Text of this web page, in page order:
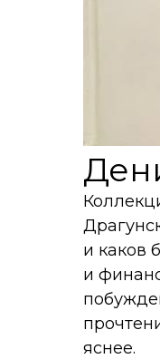
и каков
и
яснее.